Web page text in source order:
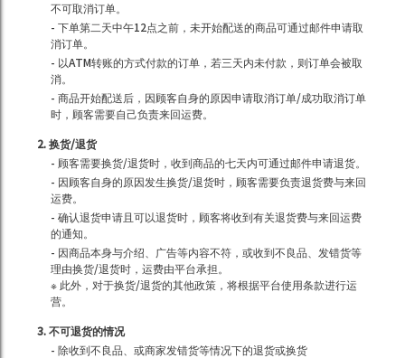
不可取消订单。
- 下单第二天中午12点之前，未开始配送的商品可通过邮件申请取
消订单。
- 以ATM转账的方式付款的订单，若三天内未付款，则订单会被取
消。
- 商品开始配送后，因顾客自身的原因申请取消订单/成功取消订单
时，顾客需要自己负责来回运费。
2. 换货/退货
- 顾客需要换货/退货时，收到商品的七天内可通过邮件申请退货。
- 因顾客自身的原因发生换货/退货时，顾客需要负责退货费与来回
运费。
- 确认退货申请且可以退货时，顾客将收到有关退货费与来回运费
的通知。
- 因商品本身与介绍、广告等内容不符，或收到不良品、发错货等
理由换货/退货时，运费由平台承担。
※ 此外，对于换货/退货的其他政策，将根据平台使用条款进行运
营。
3. 不可退货的情况
- 除收到不良品、或商家发错货等情况下的退货或换货